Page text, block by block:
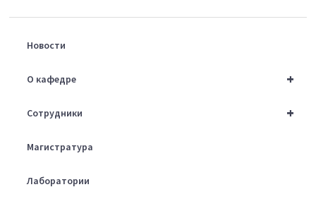
Новости
+
О кафедре
+
Сотрудники
Магистратура
Лаборатории